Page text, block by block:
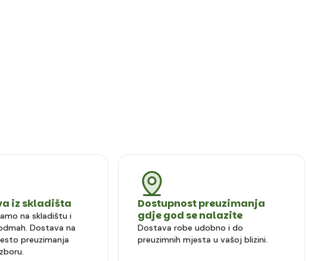
iz skladišta
na skladištu i
Dostava na
preuzimanja
Dostupnost preuzimanja
gdje god se nalazite
Dostava robe udobno i do
preuzimnih mjesta u vašoj blizini.